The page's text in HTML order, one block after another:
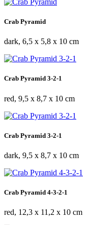
Crab Pyramid
dark, 6,5 x 5,8 x 10 cm
Crab Pyramid 3-2-1
red, 9,5 x 8,7 x 10 cm
Crab Pyramid 3-2-1
dark, 9,5 x 8,7 x 10 cm
Crab Pyramid 4-3-2-1
red, 12,3 x 11,2 x 10 cm